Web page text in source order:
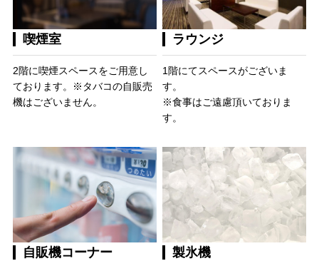
喫煙室
2階に喫煙スペースをご用意し
ております。※タバコの自販売
機はございません。
ラウンジ
1階にてスペースがございま
す。
※食事はご遠慮頂いておりま
す。
自販機コーナー 製氷機